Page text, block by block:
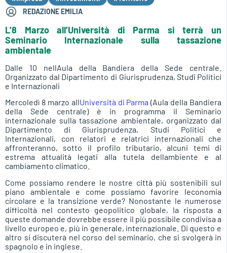
REDAZIONE EMILIA
L’8 Marzo all’Università di Parma si terrà un
Seminario Internazionale sulla tassazione
ambientale
Dalle 10 nellAula della Bandiera della Sede centrale.
Organizzato dal Dipartimento di Giurisprudenza, Studî Politici
e Internazionali
Mercoledì 8 marzo allUniversità di Parma (Aula della Bandiera
della Sede centrale) è in programma il Seminario
internazionale sulla tassazione ambientale, organizzato dal
Dipartimento di Giurisprudenza, Studi Politici e
Internazionali, con relatori e relatrici internazionali che
affronteranno, sotto il profilo tributario, alcuni temi di
estrema attualità legati alla tutela dellambiente e al
cambiamento climatico.
Come possiamo rendere le nostre città più sostenibili sul
piano ambientale e come possiamo favorire leconomia
circolare e la transizione verde? Nonostante le numerose
difficoltà nel contesto geopolitico globale, la risposta a
queste domande dovrebbe essere il più possibile condivisa a
livello europeo e, più in generale, internazionale. Di questo e
altro si discuterà nel corso del seminario, che si svolgerà in
spagnolo e in inglese.